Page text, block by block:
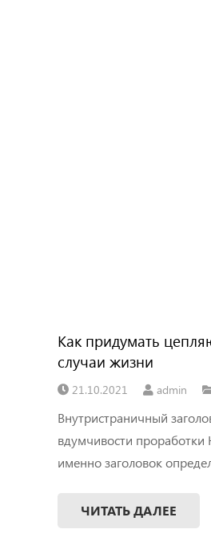
Как придумать
случаи жизни
21.10.2021 admin
Внутристраничный
вдумчивости проработки
именно заголовок
ЧИТАТЬ ДАЛЕЕ